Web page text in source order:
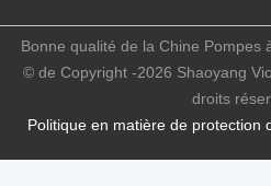
Politique en matière de protection
Bonne qualité de la Chine Pompes
© de Copyright -2026 Shaoyang
droits